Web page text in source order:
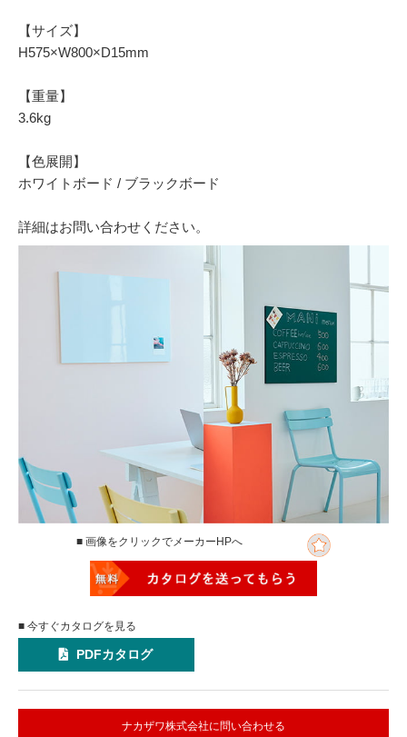
【サイズ】
H575×W800×D15mm
【重量】
3.6kg
【色展開】
ホワイトボード / ブラックボード
詳細はお問い合わせください。
■ 画像をクリックでメーカーHPへ
■ 今すぐカタログを見る
PDFカタログ
ナカザワ株式会社に問い合わせる